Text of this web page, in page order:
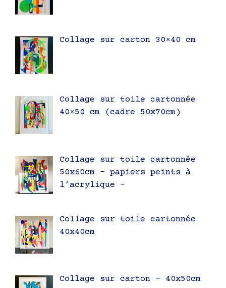
Collage sur carton 30×40 cm
Collage sur toile cartonnée
40×50 cm (cadre 50x70cm)
Collage sur toile cartonnée
50x60cm – papiers peints à
l’acrylique –
Collage sur toile cartonnée
40x40cm
Collage sur carton – 40x50cm